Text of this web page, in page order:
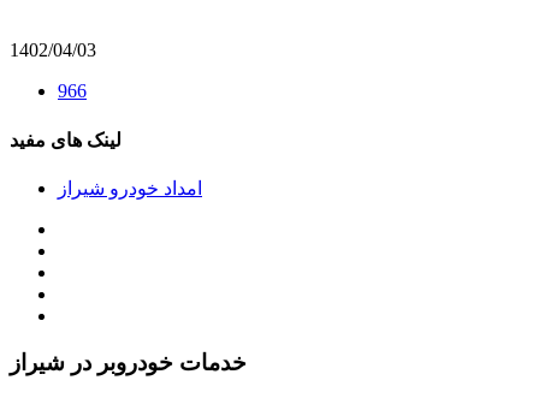
1402/04/03
966
لینک های مفید
امداد خودرو شیراز
خدمات خودروبر در شیراز